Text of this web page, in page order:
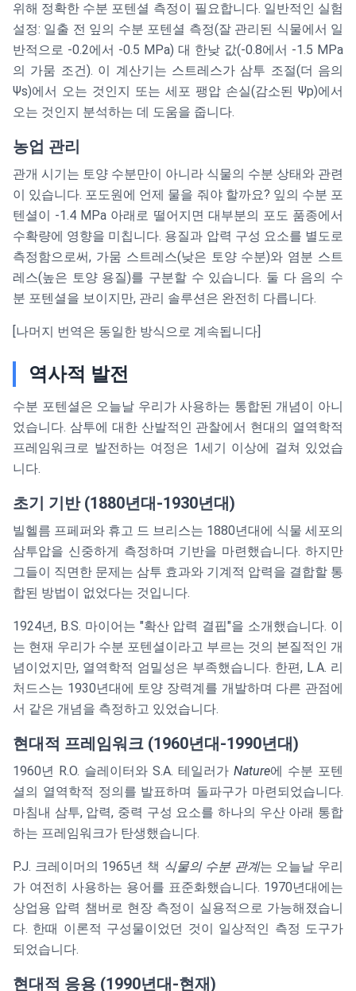
위해 정확한 수분 포텐셜 측정이 필요합니다. 일반적인 실험
설정: 일출 전 잎의 수분 포텐셜 측정(잘 관리된 식물에서 일
반적으로 -0.2에서 -0.5 MPa) 대 한낮 값(-0.8에서 -1.5 MPa
의 가뭄 조건). 이 계산기는 스트레스가 삼투 조절(더 음의
Ψs)에서 오는 것인지 또는 세포 팽압 손실(감소된 Ψp)에서
오는 것인지 분석하는 데 도움을 줍니다.
농업 관리
관개 시기는 토양 수분만이 아니라 식물의 수분 상태와 관련
이 있습니다. 포도원에 언제 물을 줘야 할까요? 잎의 수분 포
텐셜이 -1.4 MPa 아래로 떨어지면 대부분의 포도 품종에서
수확량에 영향을 미칩니다. 용질과 압력 구성 요소를 별도로
측정함으로써, 가뭄 스트레스(낮은 토양 수분)와 염분 스트
레스(높은 토양 용질)를 구분할 수 있습니다. 둘 다 음의 수
분 포텐셜을 보이지만, 관리 솔루션은 완전히 다릅니다.
[나머지 번역은 동일한 방식으로 계속됩니다]
역사적 발전
수분 포텐셜은 오늘날 우리가 사용하는 통합된 개념이 아니
었습니다. 삼투에 대한 산발적인 관찰에서 현대의 열역학적
프레임워크로 발전하는 여정은 1세기 이상에 걸쳐 있었습
니다.
초기 기반 (1880년대-1930년대)
빌헬름 프페퍼와 휴고 드 브리스는 1880년대에 식물 세포의
삼투압을 신중하게 측정하며 기반을 마련했습니다. 하지만
그들이 직면한 문제는 삼투 효과와 기계적 압력을 결합할 통
합된 방법이 없었다는 것입니다.
1924년, B.S. 마이어는 "확산 압력 결핍"을 소개했습니다. 이
는 현재 우리가 수분 포텐셜이라고 부르는 것의 본질적인 개
념이었지만, 열역학적 엄밀성은 부족했습니다. 한편, L.A. 리
처드스는 1930년대에 토양 장력계를 개발하며 다른 관점에
서 같은 개념을 측정하고 있었습니다.
현대적 프레임워크 (1960년대-1990년대)
1960년 R.O. 슬레이터와 S.A. 테일러가 Nature에 수분 포텐
셜의 열역학적 정의를 발표하며 돌파구가 마련되었습니다.
마침내 삼투, 압력, 중력 구성 요소를 하나의 우산 아래 통합
하는 프레임워크가 탄생했습니다.
P.J. 크레이머의 1965년 책 식물의 수분 관계는 오늘날 우리
가 여전히 사용하는 용어를 표준화했습니다. 1970년대에는
상업용 압력 챔버로 현장 측정이 실용적으로 가능해졌습니
다. 한때 이론적 구성물이었던 것이 일상적인 측정 도구가
되었습니다.
현대적 응용 (1990년대-현재)